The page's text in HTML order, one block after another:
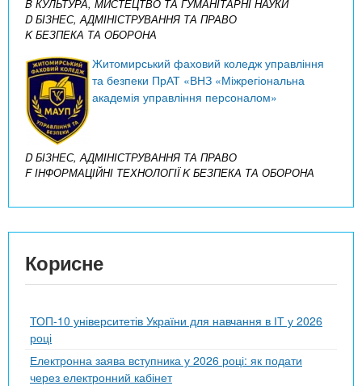
B КУЛЬТУРА, МИСТЕЦТВО ТА ГУМАНІТАРНІ НАУКИ
D БІЗНЕС, АДМІНІСТРУВАННЯ ТА ПРАВО
K БЕЗПЕКА ТА ОБОРОНА
Житомирський фаховий коледж управління
та безпеки ПрАТ «ВНЗ «Міжрегіональна
академія управління персоналом»
D БІЗНЕС, АДМІНІСТРУВАННЯ ТА ПРАВО
F ІНФОРМАЦІЙНІ ТЕХНОЛОГІЇK БЕЗПЕКА ТА ОБОРОНА
Корисне
ТОП-10 університетів України для навчання в ІТ у 2026
році
Електронна заява вступника у 2026 році: як подати
через електронний кабінет